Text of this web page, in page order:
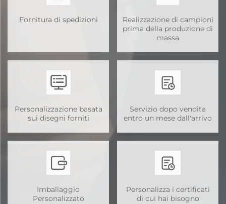
Fornitura di spedizioni
Realizzazione di campioni
prima della produzione di
massa
Personalizzazione basata
sui disegni forniti
Servizio dopo vendita
entro un mese dall'arrivo
Imballaggio
Personalizzato
Personalizza i certificati
di cui hai bisogno